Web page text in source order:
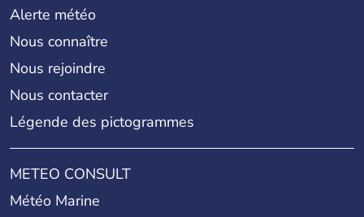
Alerte météo
Nous connaître
Nous rejoindre
Nous contacter
Légende des pictogrammes
METEO CONSULT
Météo Marine